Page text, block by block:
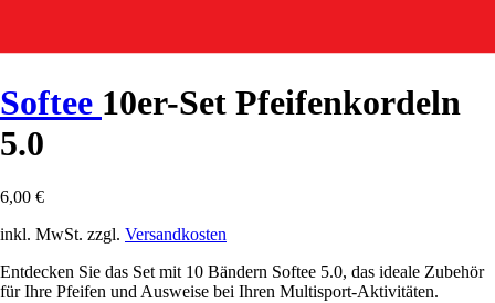
Softee 10er-Set Pfeifenkordeln
5.0
6,00 €
inkl. MwSt. zzgl. Versandkosten
Entdecken Sie das Set mit 10 Bändern Softee 5.0, das ideale Zubehör
für Ihre Pfeifen und Ausweise bei Ihren Multisport-Aktivitäten.